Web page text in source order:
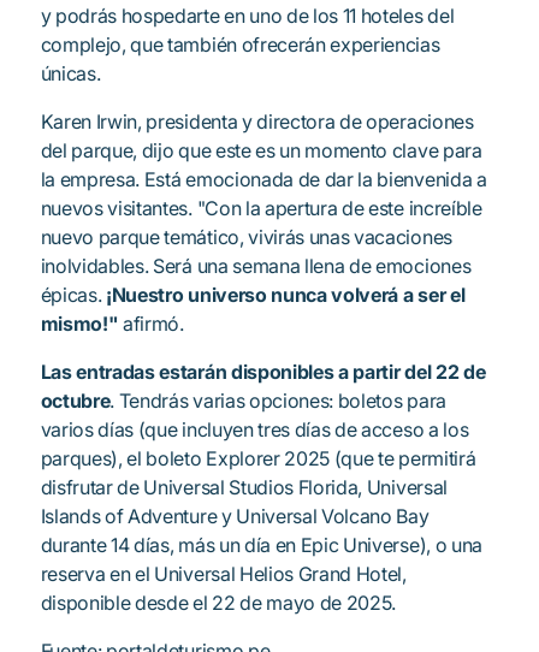
y podrás hospedarte en uno de los 11 hoteles del
complejo, que también ofrecerán experiencias
únicas.
Karen Irwin, presidenta y directora de operaciones
del parque, dijo que este es un momento clave para
la empresa. Está emocionada de dar la bienvenida a
nuevos visitantes. "Con la apertura de este increíble
nuevo parque temático, vivirás unas vacaciones
inolvidables. Será una semana llena de emociones
épicas. ¡Nuestro universo nunca volverá a ser el
mismo!" afirmó.
Las entradas estarán disponibles a partir del 22 de
octubre. Tendrás varias opciones: boletos para
varios días (que incluyen tres días de acceso a los
parques), el boleto Explorer 2025 (que te permitirá
disfrutar de Universal Studios Florida, Universal
Islands of Adventure y Universal Volcano Bay
durante 14 días, más un día en Epic Universe), o una
reserva en el Universal Helios Grand Hotel,
disponible desde el 22 de mayo de 2025.